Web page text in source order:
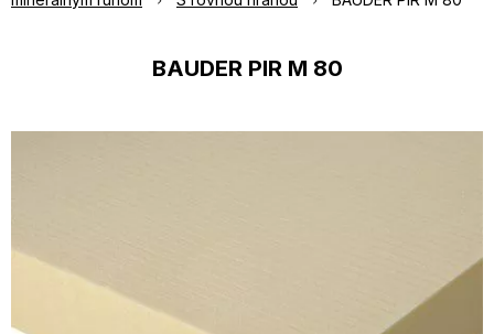
BAUDER PIR M 80